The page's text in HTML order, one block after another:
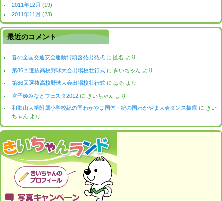
2011年12月 (19)
2011年11月 (23)
最近のコメント
春の全国交通安全運動街頭啓発出発式 に 匿名 より
第86回選抜高校野球大会出場校壮行式 に きいちゃん より
第86回選抜高校野球大会出場校壮行式 にはる より
宮子姫みなとフェスタ2012 に きいちゃん より
和歌山大学附属小学校紀の国わかやま国体・紀の国わかやま大会ダンス披露 に きい
ちゃん より